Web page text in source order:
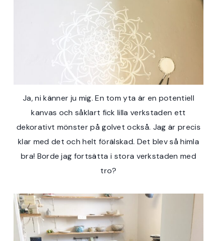
Ja, ni känner ju mig. En tom yta är en potentiell
kanvas och såklart fick lilla verkstaden ett
dekorativt mönster på golvet också. Jag är precis
klar med det och helt förälskad. Det blev så himla
bra! Borde jag fortsätta i stora verkstaden med
tro?